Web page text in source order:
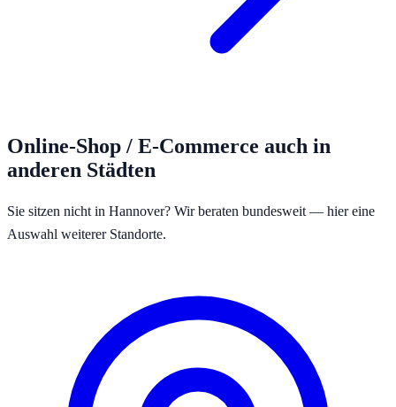
Online-Shop / E-Commerce auch in
anderen Städten
Sie sitzen nicht in Hannover? Wir beraten bundesweit — hier eine
Auswahl weiterer Standorte.